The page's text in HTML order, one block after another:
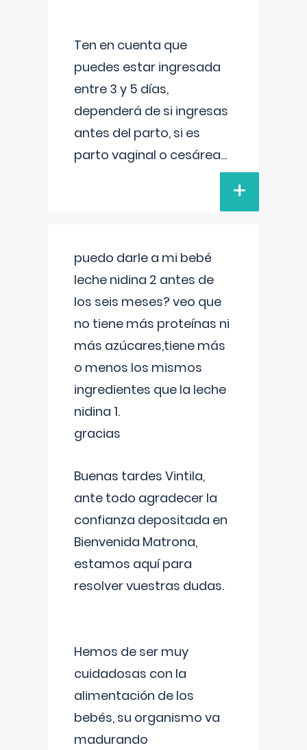
Ten en cuenta que
puedes estar ingresada
entre 3 y 5 días,
dependerá de si ingresas
antes del parto, si es
parto vaginal o cesárea...
+
puedo darle a mi bebé
leche nidina 2 antes de
los seis meses? veo que
no tiene más proteínas ni
más azúcares,tiene más
o menos los mismos
ingredientes que la leche
nidina 1.
gracias
Buenas tardes Vintila,
ante todo agradecer la
confianza depositada en
Bienvenida Matrona,
estamos aquí para
resolver vuestras dudas.
Hemos de ser muy
cuidadosas con la
alimentación de los
bebés, su organismo va
madurando